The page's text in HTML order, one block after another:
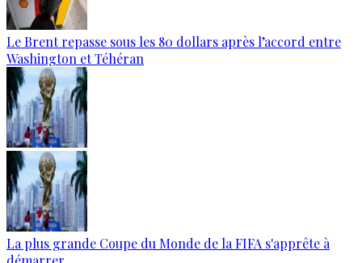
Le Brent repasse sous les 80 dollars après l’accord entre
Washington et Téhéran
La plus grande Coupe du Monde de la FIFA s'apprête à